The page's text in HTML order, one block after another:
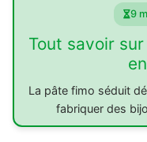
9
Tout savoir
La pâte fimo séduit
fabriquer des